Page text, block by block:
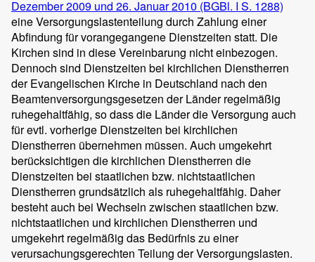
Dezember 2009 und 26. Januar 2010 (BGBl. I S. 1288)
eine Versorgungslastenteilung durch Zahlung einer
Abfindung für vorangegangene Dienstzeiten statt. Die
Kirchen sind in diese Vereinbarung nicht einbezogen.
Dennoch sind Dienstzeiten bei kirchlichen Dienstherren
der Evangelischen Kirche in Deutschland nach den
Beamtenversorgungsgesetzen der Länder regelmäßig
ruhegehaltfähig, so dass die Länder die Versorgung auch
für evtl. vorherige Dienstzeiten bei kirchlichen
Dienstherren übernehmen müssen. Auch umgekehrt
berücksichtigen die kirchlichen Dienstherren die
Dienstzeiten bei staatlichen bzw. nichtstaatlichen
Dienstherren grundsätzlich als ruhegehaltfähig. Daher
besteht auch bei Wechseln zwischen staatlichen bzw.
nichtstaatlichen und kirchlichen Dienstherren und
umgekehrt regelmäßig das Bedürfnis zu einer
verursachungsgerechten Teilung der Versorgungslasten.